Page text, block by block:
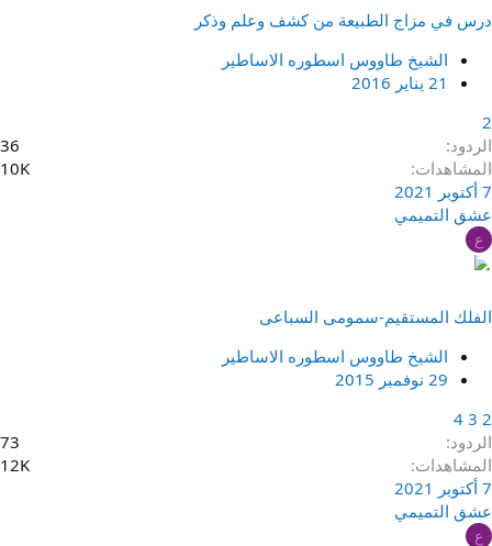
درس في مزاج الطبيعة من كشف وعلم وذكر
الشيخ طاووس اسطوره الاساطير
21 يناير 2016
2
الردود
36
المشاهدات
10K
7 أكتوبر 2021
عشق التميمي
ع
الفلك المستقيم-سمومى السباعى
الشيخ طاووس اسطوره الاساطير
29 نوفمبر 2015
2
3
4
الردود
73
المشاهدات
12K
7 أكتوبر 2021
عشق التميمي
ع